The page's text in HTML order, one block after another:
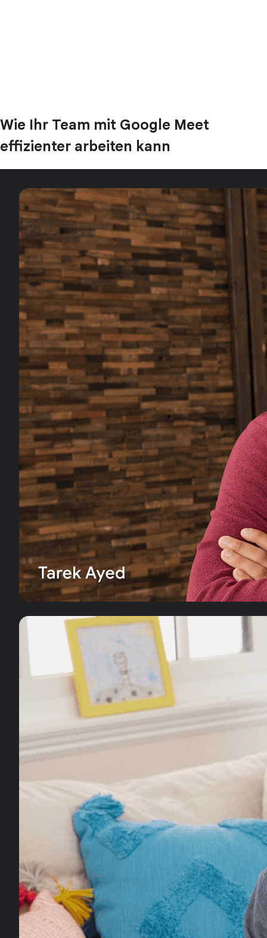
Wie Ihr Team mit Google Meet
effizienter arbeiten kann